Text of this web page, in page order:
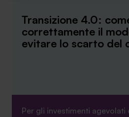
ti invitiamo a consultare le
sopra.
Transizione 4.0:
correttamente il
evitare lo scarto del
Per gli investimenti